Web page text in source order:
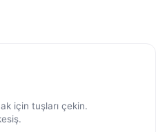
için tuşları çekin.